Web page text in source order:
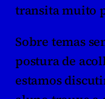
transita muito
Sobre temas
postura de
estamos